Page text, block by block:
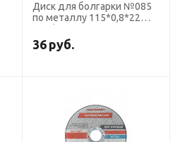
Диск для болгарки №085
по металлу 115*0,8*22
тип 41
36 руб.